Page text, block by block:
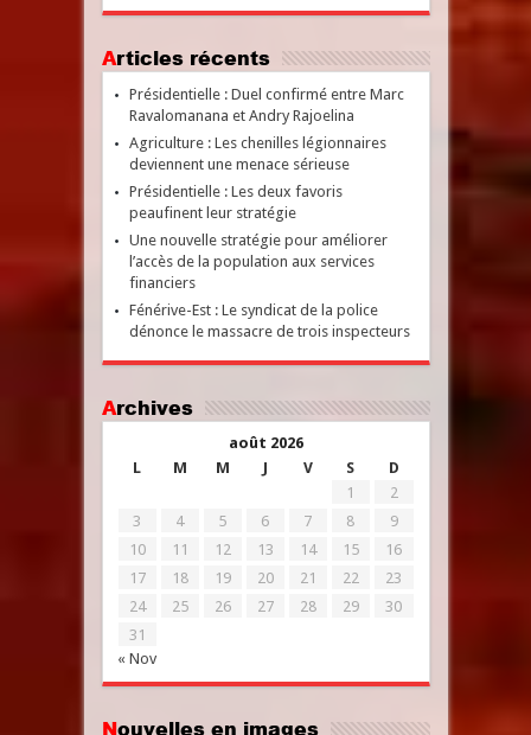
Articles récents
Présidentielle : Duel confirmé entre Marc
Ravalomanana et Andry Rajoelina
Agriculture : Les chenilles légionnaires
deviennent une menace sérieuse
Présidentielle : Les deux favoris
peaufinent leur stratégie
Une nouvelle stratégie pour améliorer
l’accès de la population aux services
financiers
Fénérive-Est : Le syndicat de la police
dénonce le massacre de trois inspecteurs
Archives
août 2026
L
M M J V S D
« Nov
1
2
3
4 5 6 7 8
9
10
11 12 13 14 15
16
17
18 19 20 21 22
23
24
25 26 27 28 29
30
31
Nouvelles en images